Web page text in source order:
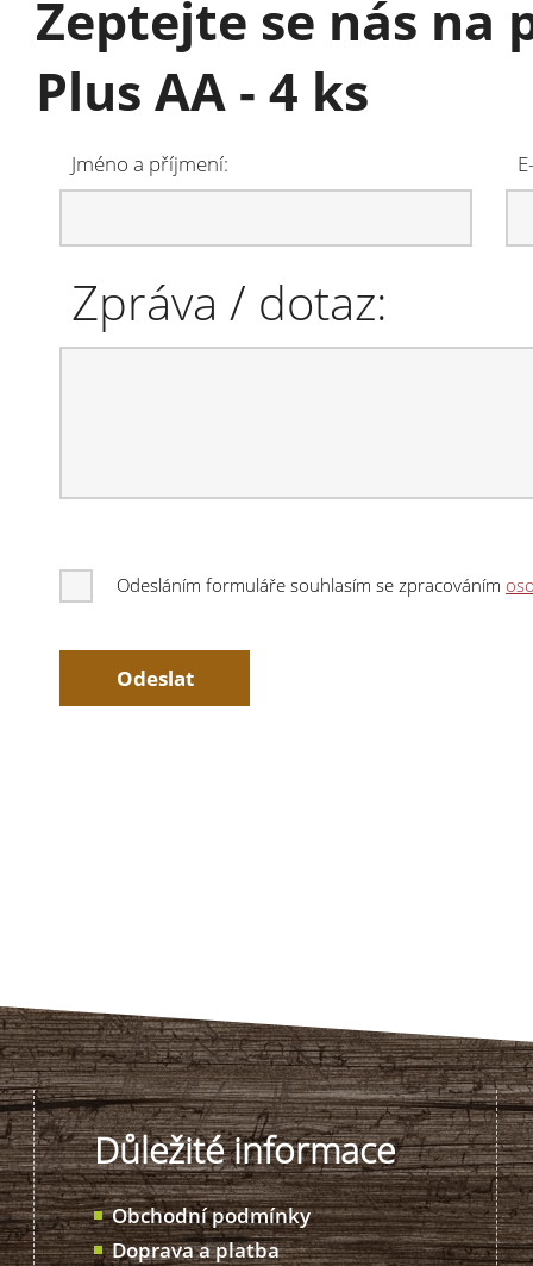
Zeptejte se nás
Plus AA - 4 ks
Jméno a příjmení:
Zpráva / dotaz:
Odesláním formuláře souhlasím se zpracováním
Důležité informace
Obchodní podmínky
Doprava a platba